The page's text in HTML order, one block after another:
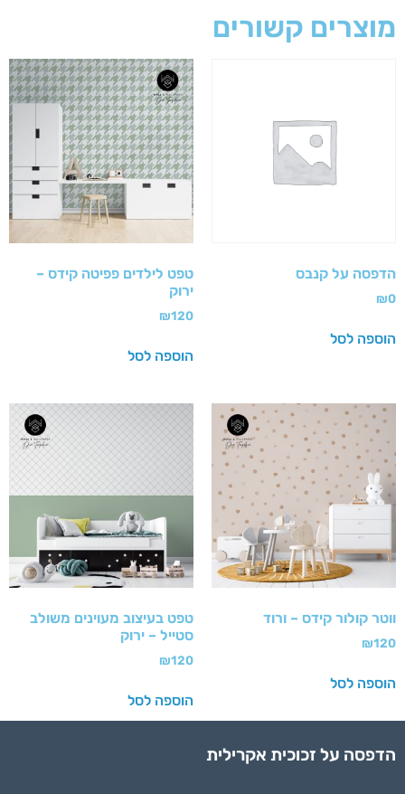
מוצרים קשורים
הדפסה על קנבס
₪0
הוספה לסל
טפט לילדים פפיטה קידס –
ירוק
₪120
הוספה לסל
ווטר קולור קידס – ורוד
₪120
הוספה לסל
טפט בעיצוב מעוינים משולב
סטייל – ירוק
₪120
הוספה לסל
הדפסה על זכוכית אקרילית